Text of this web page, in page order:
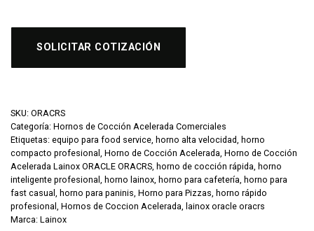
SOLICITAR COTIZACIÓN
SKU: ORACRS
Categoría: Hornos de Cocción Acelerada Comerciales
Etiquetas: equipo para food service, horno alta velocidad, horno
compacto profesional , Horno de Cocción Acelerada, Horno de Cocción
Acelerada Lainox ORACLE ORACRS, horno de cocción rápida, horno
inteligente profesional , horno lainox, horno para cafetería, horno para
fast casual , horno para paninis, Horno para Pizzas, horno rápido
profesional , Hornos de Coccion Acelerada, lainox oracle oracrs
Marca: Lainox